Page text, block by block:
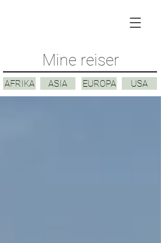
Mine reiser
AFRIKA ASIA EUROPA USA